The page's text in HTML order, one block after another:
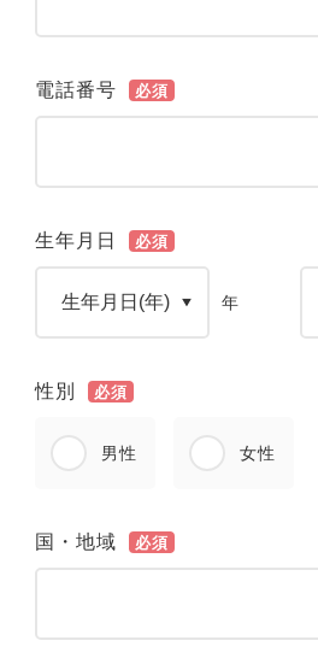
電話番号 必須
生年月日 必須
年
性別 必須
男性 女性
国・地域 必須